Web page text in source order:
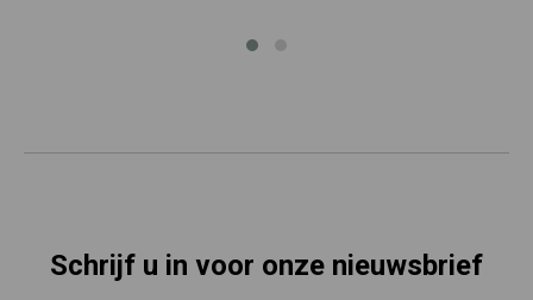
Schrijf u in voor onze nieuwsbrief